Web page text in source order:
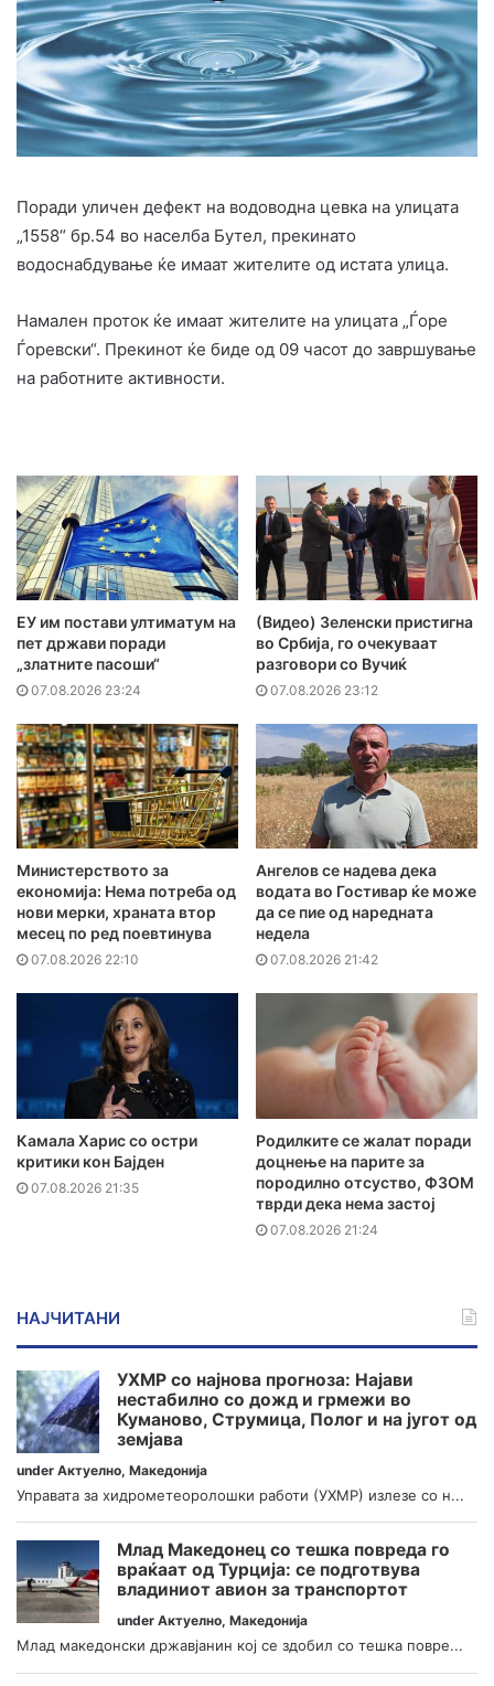
Поради уличен дефект на водоводна цевка на улицата
„1558“ бр.54 во населба Бутел, прекинато
водоснабдување ќе имаат жителите од истата улица.
Намален проток ќе имаат жителите на улицата „Ѓоре
Ѓоревски“. Прекинот ќе биде од 09 часот до завршување
на работните активности.
ЕУ им постави ултиматум на
пет држави поради
„златните пасоши“
07.08.2026 23:24
(Видео) Зеленски пристигна
во Србија, го очекуваат
разговори со Вучиќ
07.08.2026 23:12
Министерството за
економија: Нема потреба од
нови мерки, храната втор
месец по ред поевтинува
07.08.2026 22:10
Ангелов се надева дека
водата во Гостивар ќе може
да се пие од наредната
недела
07.08.2026 21:42
Камала Харис со остри
критики кон Бајден
07.08.2026 21:35
Родилките се жалат поради
доцнење на парите за
породилно отсуство, ФЗОМ
тврди дека нема застој
07.08.2026 21:24
НАЈЧИТАНИ
УХМР со најнова прогноза: Најави
нестабилно со дожд и грмежи во
Куманово, Струмица, Полог и на југот од
земјава
under Актуелно, Македонија
Управата за хидрометеоролошки работи (УХМР) излезе со н...
Млад Македонец со тешка повреда го
враќаат од Турција: се подготвува
владиниот авион за транспортот
under Актуелно, Македонија
Млад македонски државјанин кој се здобил со тешка повре...